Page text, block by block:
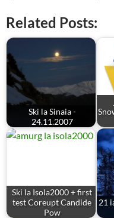
Related Posts:
Ski la Sinaia -
24.11.2007
Ski la Isola2000 + first
test Coreupt Candide
Pow
21